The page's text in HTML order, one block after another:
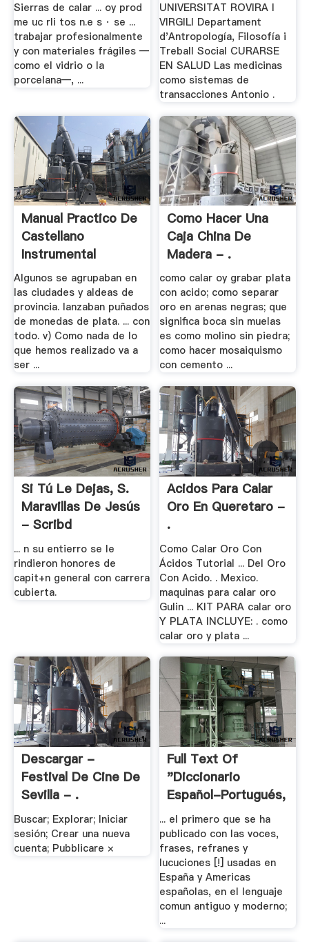
Sierras de calar ... oy prod
me uc rli tos n.e s · se ...
trabajar profesionalmente
y con materiales frágiles —
como el vidrio o la
porcelana—, ...
UNIVERSITAT ROVIRA I
VIRGILI Departament
d'Antropología, Filosofía i
Treball Social CURARSE
EN SALUD Las medicinas
como sistemas de
transacciones Antonio .
Manual Practico De
Castellano
Instrumental
Uandes
Algunos se agrupaban en
las ciudades y aldeas de
provincia. lanzaban puñados
de monedas de plata. ... con
todo. v) Como nada de lo
que hemos realizado va a
ser ...
Como Hacer Una
Caja China De
Madera - .
como calar oy grabar plata
con acido; como separar
oro en arenas negras; que
significa boca sin muelas
es como molino sin piedra;
como hacer mosaiquismo
con cemento ...
Si Tú Le Dejas, S.
Maravillas De Jesús
- Scribd
... n su entierro se le
rindieron honores de
capit+n general con carrera
cubierta.
Acidos Para Calar
Oro En Queretaro -
.
Como Calar Oro Con
Ácidos Tutorial ... Del Oro
Con Acido. . Mexico.
maquinas para calar oro
Gulin ... KIT PARA calar oro
Y PLATA INCLUYE: . como
calar oro y plata ...
Descargar -
Festival De Cine De
Sevilla - .
Buscar; Explorar; Iniciar
sesión; Crear una nueva
cuenta; Pubblicare ×
Full Text Of
"Diccionario
Español-Portugués,
El .
... el primero que se ha
publicado con las voces,
frases, refranes y
lucuciones [!] usadas en
España y Americas
españolas, en el lenguaje
comun antiguo y moderno;
...